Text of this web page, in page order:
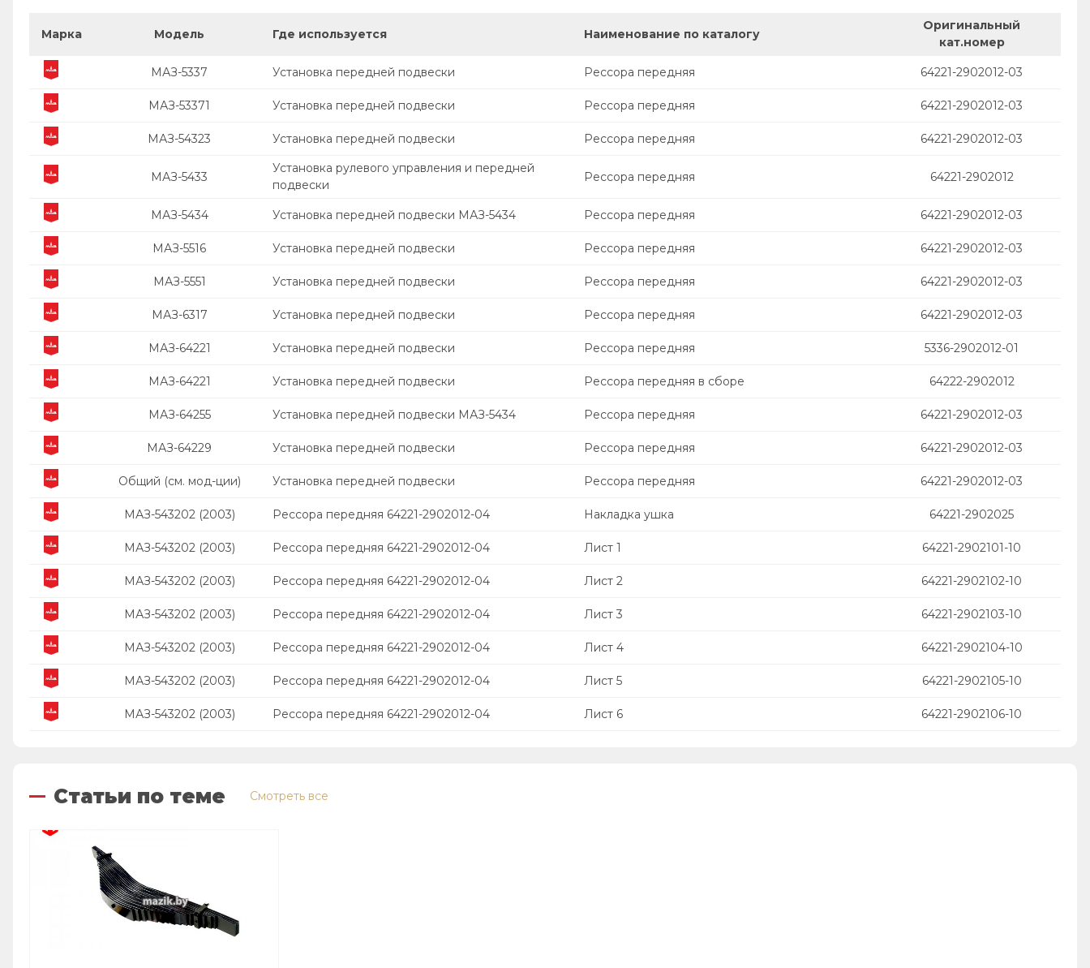
Марка Модель Где используется Наименование по каталогу
Оригинальный
кат.номер
МАЗ-5337 Установка передней подвески Рессора передняя 64221-2902012-03
МАЗ-53371 Установка передней подвески Рессора передняя 64221-2902012-03
МАЗ-54323 Установка передней подвески Рессора передняя 64221-2902012-03
МАЗ-5433
Установка рулевого управления и передней
подвески
Рессора передняя 64221-2902012
МАЗ-5434 Установка передней подвески МАЗ-5434 Рессора передняя 64221-2902012-03
МАЗ-5516 Установка передней подвески Рессора передняя 64221-2902012-03
МАЗ-5551 Установка передней подвески Рессора передняя 64221-2902012-03
МАЗ-6317 Установка передней подвески Рессора передняя 64221-2902012-03
МАЗ-64221 Установка передней подвески Рессора передняя 5336-2902012-01
МАЗ-64221 Установка передней подвески Рессора передняя в сборе 64222-2902012
МАЗ-64255 Установка передней подвески МАЗ-5434 Рессора передняя 64221-2902012-03
МАЗ-64229 Установка передней подвески Рессора передняя 64221-2902012-03
Общий (см. мод-ции) Установка передней подвески Рессора передняя 64221-2902012-03
МАЗ-543202 (2003) Рессора передняя 64221-2902012-04 Накладка ушка 64221-2902025
МАЗ-543202 (2003) Рессора передняя 64221-2902012-04 Лист 1 64221-2902101-10
МАЗ-543202 (2003) Рессора передняя 64221-2902012-04 Лист 2 64221-2902102-10
МАЗ-543202 (2003) Рессора передняя 64221-2902012-04 Лист 3 64221-2902103-10
МАЗ-543202 (2003) Рессора передняя 64221-2902012-04 Лист 4 64221-2902104-10
МАЗ-543202 (2003) Рессора передняя 64221-2902012-04 Лист 5 64221-2902105-10
МАЗ-543202 (2003) Рессора передняя 64221-2902012-04 Лист 6 64221-2902106-10
Статьи по теме Смотреть все